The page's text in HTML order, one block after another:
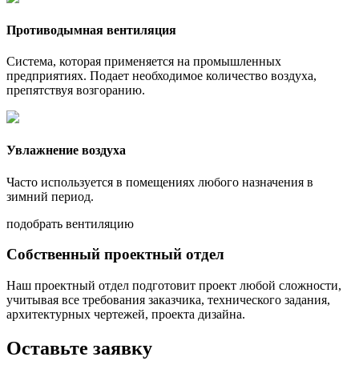
Противодымная вентиляция
Система, которая применяется на промышленных
предприятиях. Подает необходимое количество воздуха,
препятствуя возгоранию.
Увлажнение воздуха
Часто используется в помещениях любого назначения в
зимний период.
подобрать вентиляцию
Собственный проектный отдел
Наш проектный отдел подготовит проект любой сложности,
учитывая все требования заказчика, технического задания,
архитектурных чертежей, проекта дизайна.
Оставьте заявку